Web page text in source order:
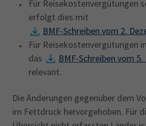
Für Reisekostenvergütungen
erfolgt dies mit
BMF-Schreiben vom 2.
Für Reisekostenvergütungen
das
BMF-Schreiben vom
relevant.
Die Änderungen gegenüber dem
im Fettdruck hervorgehoben. Für